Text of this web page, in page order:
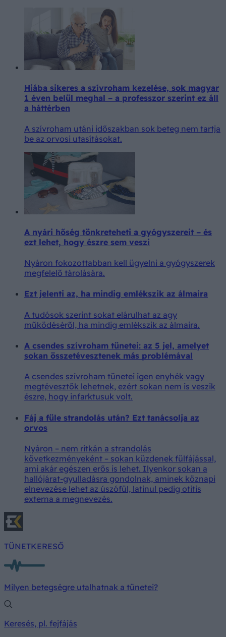
Hiába sikeres a szívroham kezelése, sok magyar
1 éven belül meghal – a professzor szerint ez áll
a háttérben
A szívroham utáni időszakban sok beteg nem tartja
be az orvosi utasításokat.
A nyári hőség tönkreteheti a gyógyszereit – és
ezt lehet, hogy észre sem veszi
Nyáron fokozottabban kell ügyelni a gyógyszerek
megfelelő tárolására.
Ezt jelenti az, ha mindig emlékszik az álmaira
A tudósok szerint sokat elárulhat az agy
működéséről, ha mindig emlékszik az álmaira.
A csendes szívroham tünetei: az 5 jel, amelyet
sokan összetévesztenek más problémával
A csendes szívroham tünetei igen enyhék vagy
megtévesztők lehetnek, ezért sokan nem is veszik
észre, hogy infarktusuk volt.
Fáj a füle strandolás után? Ezt tanácsolja az
orvos
Nyáron – nem ritkán a strandolás
következményeként – sokan küzdenek fülfájással,
ami akár egészen erős is lehet. Ilyenkor sokan a
hallójárat-gyulladásra gondolnak, aminek köznapi
elnevezése lehet az úszófül, latinul pedig otitis
externa a megnevezés.
TÜNETKERESŐ
Milyen betegségre utalhatnak a tünetei?
Keresés, pl. fejfájás